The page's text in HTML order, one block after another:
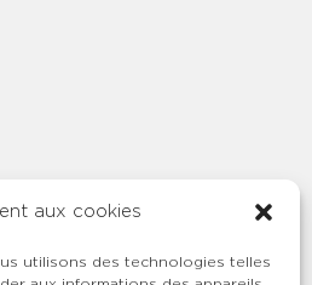
aux cookies
utilisons des technologies telles